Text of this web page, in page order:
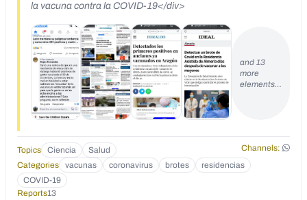
la vacuna contra la COVID-19</div>
and 13
more
elements…
Topics Ciencia Salud
Channels:
Categories
vacunas coronavirus brotes
residencias
COVID-19
Reports13